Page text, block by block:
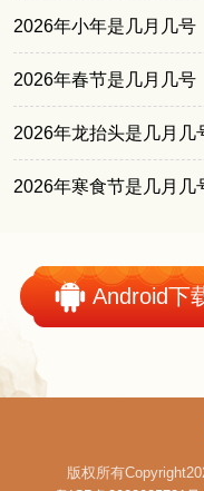
2026年小年是几月几号
2026年春节是几月几号
2026年龙抬头是几月几
2026年寒食节是几月几
Android下
版权所有